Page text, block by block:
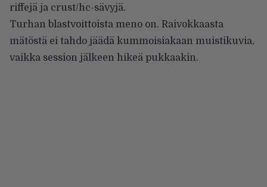
riffejä ja crust/hc-sävyjä.
Turhan blastvoittoista meno on. Raivokkaasta
mätöstä ei tahdo jäädä kummoisiakaan muistikuvia,
vaikka session jälkeen hikeä pukkaakin.